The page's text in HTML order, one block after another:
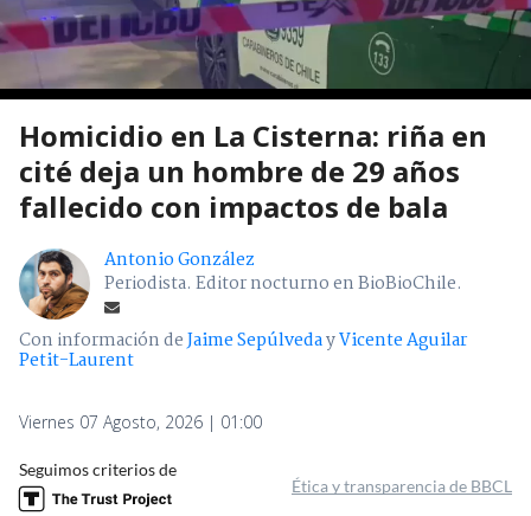
Homicidio en La Cisterna: riña en
cité deja un hombre de 29 años
fallecido con impactos de bala
Antonio González
Periodista. Editor nocturno en BioBioChile.
Con información deJaime SepúlvedayVicente Aguilar
Petit-Laurent
Viernes 07 Agosto, 2026 | 01:00
Seguimos criterios de
Ética y transparencia de BBCL